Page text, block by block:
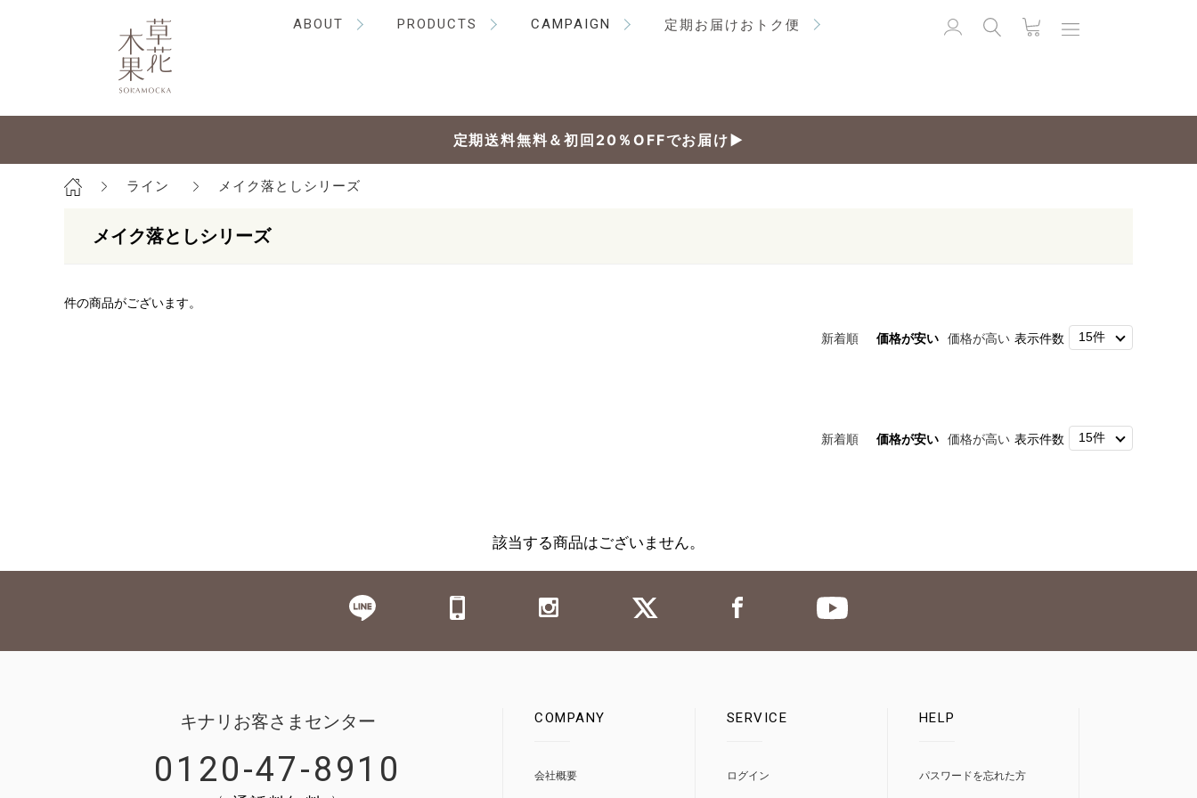
ABOUT PRODUCTS CAMPAIGN 定期お届けおトク便
定期送料無料＆初回20％OFFでお届け▶
ライン メイク落としシリーズ
メイク落としシリーズ
件の商品がございます。
新着順 価格が安い 価格が高い 表示件数
新着順 価格が安い 価格が高い 表示件数
該当する商品はございません。
キナリお客さまセンター
0120-47-8910
COMPANY
会社概要
SERVICE
ログイン
HELP
パスワードを忘れた方